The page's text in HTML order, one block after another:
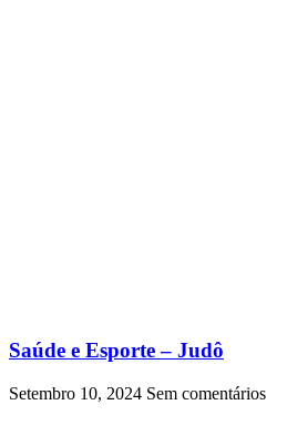
Saúde e Esporte – Judô
Setembro 10, 2024 Sem comentários